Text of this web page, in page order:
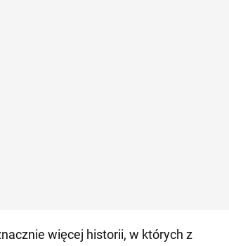
więcej historii, w których z